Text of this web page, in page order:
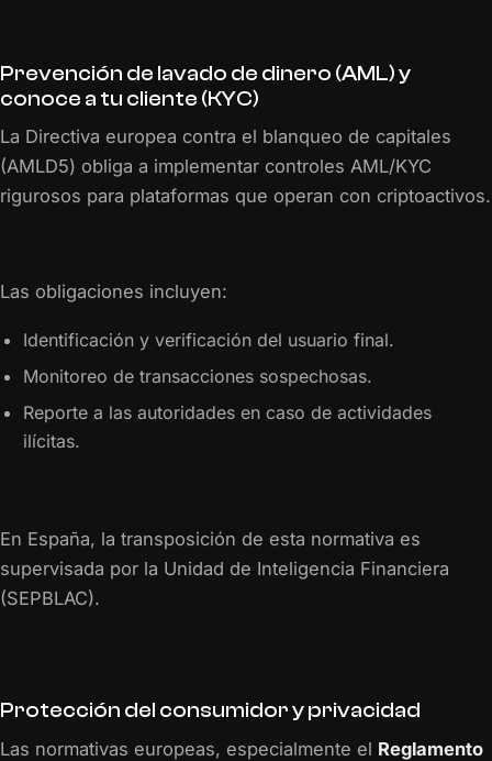
Prevención de lavado de dinero (AML) y
conoce a tu cliente (KYC)
La Directiva europea contra el blanqueo de capitales
(AMLD5) obliga a implementar controles AML/KYC
rigurosos para plataformas que operan con criptoactivos.
Las obligaciones incluyen:
Identificación y verificación del usuario final.
Monitoreo de transacciones sospechosas.
Reporte a las autoridades en caso de actividades
ilícitas.
En España, la transposición de esta normativa es
supervisada por la Unidad de Inteligencia Financiera
(SEPBLAC).
Protección del consumidor y privacidad
Las normativas europeas, especialmente el Reglamento